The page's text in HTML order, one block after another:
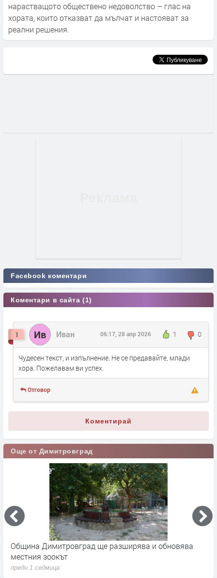
нарастващото обществено недоволство – глас на
хората, които отказват да мълчат и настояват за
реални решения.
Facebook коментари
Коментари в сайта (1)
1 Ив Иван 1 0
06:17, 28 апр 2026
Чудесен текст, и изпълнение. Не се предавайте, млади
хора. Пожелавам ви успех.
Отговор
Коментирай
Още от Димитровград
Община Димитровград ще разширява и обновява
местния зоокът
преди 1 седмица